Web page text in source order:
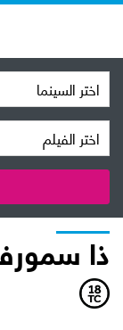
اختر السينما
اختر الفيلم
ذا